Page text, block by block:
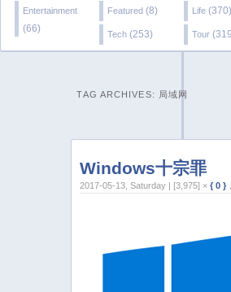
Entertainment
(66)
Featured (8) Life (370)
Tech (253) Tour
TAG ARCHIVES: 局域网
Windows十宗罪
2017-05-13, Saturday | [3,975] ×{ 0 }